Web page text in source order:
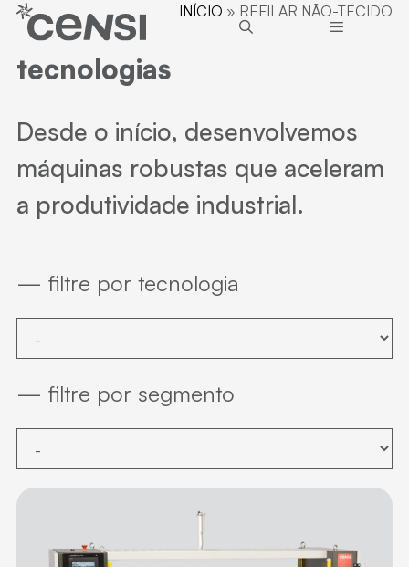
Pular
para
conteúdo
INÍCIO » REFILAR NÃO-TECIDO
tecnologias
Desde o início, desenvolvemos
máquinas robustas que aceleram
a produtividade industrial.
— filtre por tecnologia
— filtre por segmento